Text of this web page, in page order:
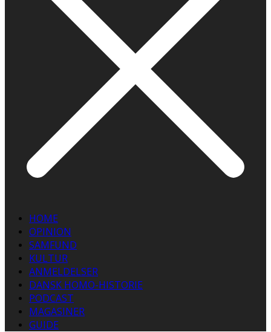
HOME
OPINION
SAMFUND
KULTUR
ANMELDELSER
DANSK HOMO-HISTORIE
PODCAST
MAGASINER
GUIDE